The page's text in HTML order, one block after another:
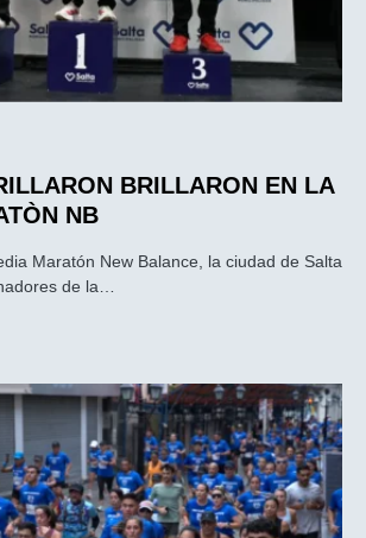
BRILLARON EN LA
NB
Maratón New Balance, la ciudad de Salta
de la…